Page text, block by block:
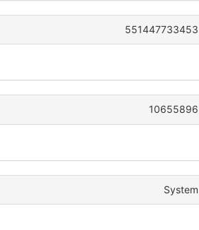
551447733453
10655896
System